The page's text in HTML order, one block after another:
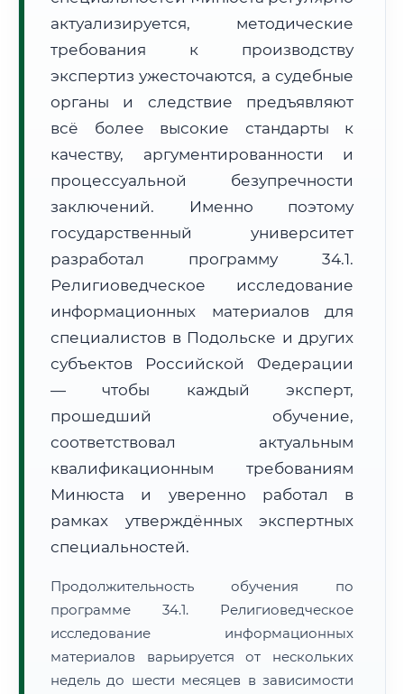
Расчет логистики оригиналов:
• Экспресс-доставка СДЭК / Почтой:
4–6 рабочих дней
🔍 Нажмите на документ для увеличения и просмотра
актуализируется, методические
требования к производству
экспертиз ужесточаются, а судебные
органы и следствие предъявляют
всё более высокие стандарты к
качеству, аргументированности и
процессуальной безупречности
заключений. Именно поэтому
государственный университет
разработал программу 34.1.
Религиоведческое исследование
информационных материалов для
специалистов в Подольске и других
субъектов Российской Федерации
— чтобы каждый эксперт,
прошедший обучение,
соответствовал актуальным
квалификационным требованиям
Минюста и уверенно работал в
рамках утверждённых экспертных
специальностей.
Продолжительность обучения по
программе 34.1. Религиоведческое
исследование информационных
материалов варьируется от нескольких
недель до шести месяцев в зависимости